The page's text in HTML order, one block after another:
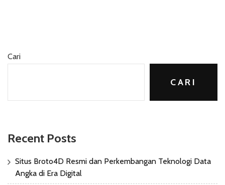
Cari
CARI
Recent Posts
Situs Broto4D Resmi dan Perkembangan Teknologi Data
Angka di Era Digital